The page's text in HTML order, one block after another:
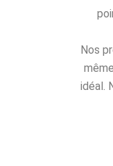
Nos
idéal.